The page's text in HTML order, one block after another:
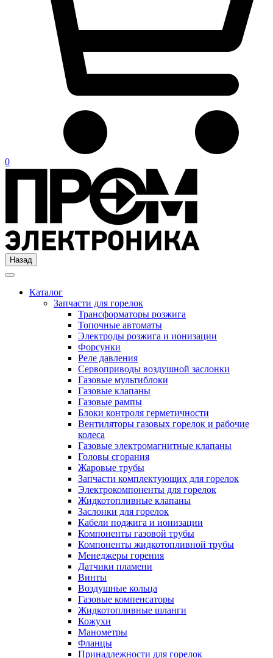
0
Назад
Каталог
Запчасти для горелок
Трансформаторы розжига
Топочные автоматы
Электроды розжига и ионизации
Форсунки
Реле давления
Сервоприводы воздушной заслонки
Газовые мультиблоки
Газовые клапаны
Газовые рампы
Блоки контроля герметичности
Вентиляторы газовых горелок и рабочие
колеса
Газовые электромагнитные клапаны
Головы сгорания
Жаровые трубы
Запчасти комплектующих для горелок
Электрокомпоненты для горелок
Жидкотопливные клапаны
Заслонки для горелок
Кабели поджига и ионизации
Компоненты газовой трубы
Компоненты жидкотопливной трубы
Менеджеры горения
Датчики пламени
Винты
Воздушные кольца
Газовые компенсаторы
Жидкотопливные шланги
Кожухи
Манометры
Фланцы
Принадлежности для горелок